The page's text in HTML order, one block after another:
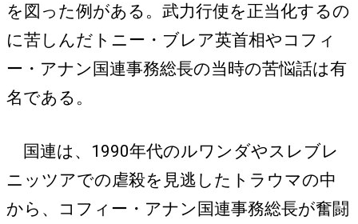
を図った例がある。武力行使を正当化するの
に苦しんだトニー・ブレア英首相やコフィ
ー・アナン国連事務総長の当時の苦悩話は有
名である。
国連は、1990年代のルワンダやスレブレ
ニッツアでの虐殺を見逃したトラウマの中
から、コフィー・アナン国連事務総長が奮闘